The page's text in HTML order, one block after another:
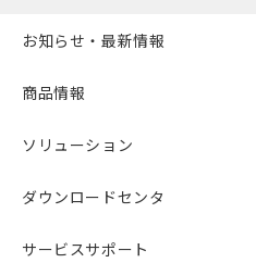
お知らせ・最新情報
商品情報
ソリューション
ダウンロードセンタ
サービスサポート